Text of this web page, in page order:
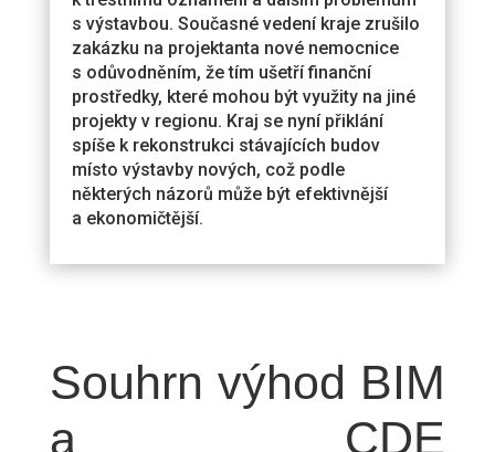
s výstavbou. Současné vedení kraje zrušilo
zakázku na projektanta nové nemocnice
s odůvodněním, že tím ušetří finanční
prostředky, které mohou být využity na jiné
projekty v regionu. Kraj se nyní přiklání
spíše k rekonstrukci stávajících budov
místo výstavby nových, což podle
některých názorů může být efektivnější
a ekonomičtější.
Souhrn výhod BIM
a CDE